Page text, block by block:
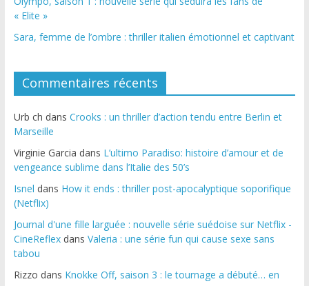
« Elite »
Sara, femme de l’ombre : thriller italien émotionnel et captivant
Commentaires récents
Urb ch dans Crooks : un thriller d’action tendu entre Berlin et
Marseille
Virginie Garcia dans L’ultimo Paradiso: histoire d’amour et de
vengeance sublime dans l’Italie des 50’s
Isnel dans How it ends : thriller post-apocalyptique soporifique
(Netflix)
Journal d'une fille larguée : nouvelle série suédoise sur Netflix -
CineReflexdans Valeria : une série fun qui cause sexe sans
tabou
Rizzo dans Knokke Off, saison 3 : le tournage a débuté… en